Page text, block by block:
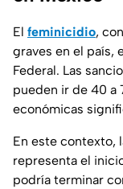
El feminicidio,
graves en el país,
Federal. Las
pueden ir de 40 a
económicas
En este contexto,
representa el
podría terminar